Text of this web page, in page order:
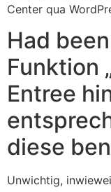
Center qua
Had
Funktion
Entree
diese
Unwichtig,